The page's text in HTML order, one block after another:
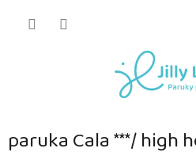
paruka Cala ***/ high